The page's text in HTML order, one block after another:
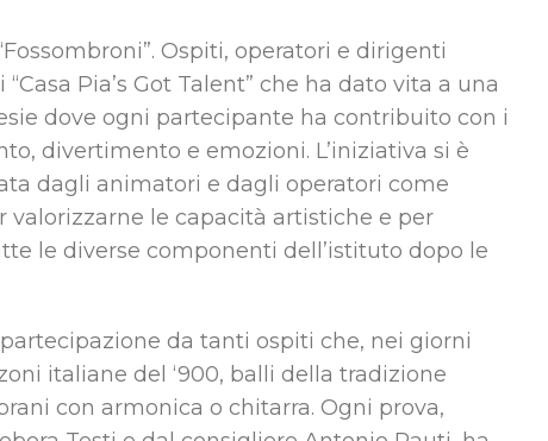
Ospiti, operatori e dirigenti
Pia’s Got Talent” che ha dato vita a una
dove ogni partecipante ha contribuito con i
divertimento e emozioni. L’iniziativa si è
dagli animatori e dagli operatori come
le capacità artistiche e per
le diverse componenti dell’istituto dopo le
partecipazione da tanti ospiti che, nei giorni
italiane del ‘900, balli della tradizione
con armonica o chitarra. Ogni prova,